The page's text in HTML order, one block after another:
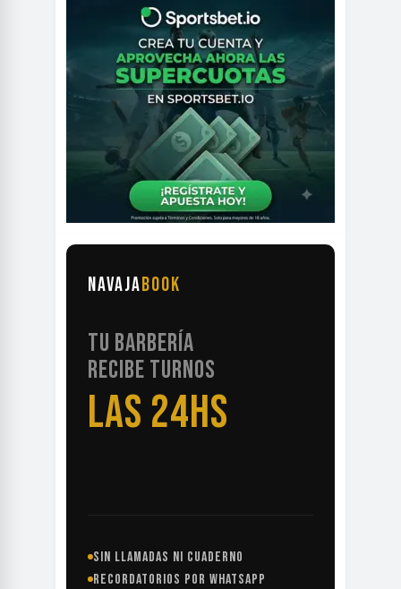
NAVAJABOOK
TU BARBERÍA
RECIBE TURNOS
LAS 24HS
SIN LLAMADAS NI CUADERNO
RECORDATORIOS POR WHATSAPP